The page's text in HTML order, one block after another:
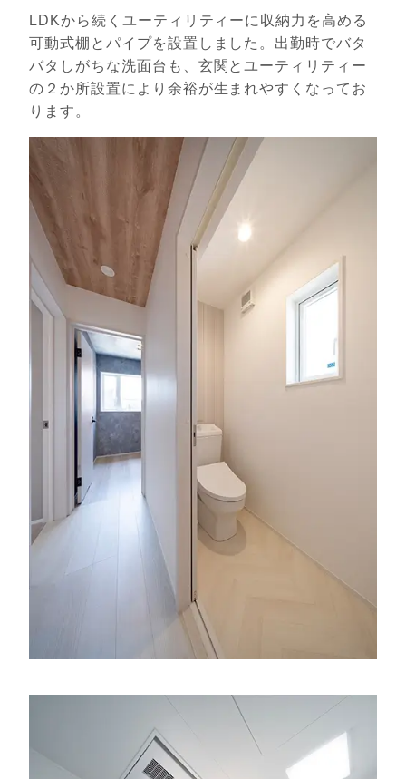
LDKから続くユーティリティーに収納力を高める
可動式棚とパイプを設置しました。出勤時でバタ
バタしがちな洗面台も、玄関とユーティリティー
の２か所設置により余裕が生まれやすくなってお
ります。